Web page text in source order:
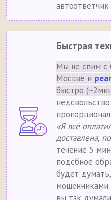
Быстрая
Мы не спим с
Москве и
быстро
«Я всё
доставлена,
течение 5
подобное
будет
вы так